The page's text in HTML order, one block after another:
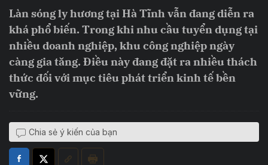
Làn sóng ly hương tại Hà Tĩnh vẫn đang diễn ra
khá phổ biến. Trong khi nhu cầu tuyển dụng tại
nhiều doanh nghiệp, khu công nghiệp ngày
càng gia tăng. Điều này đang đặt ra nhiều thách
thức đối với mục tiêu phát triển kinh tế bền
vững.
Chia sẻ ý kiến của bạn